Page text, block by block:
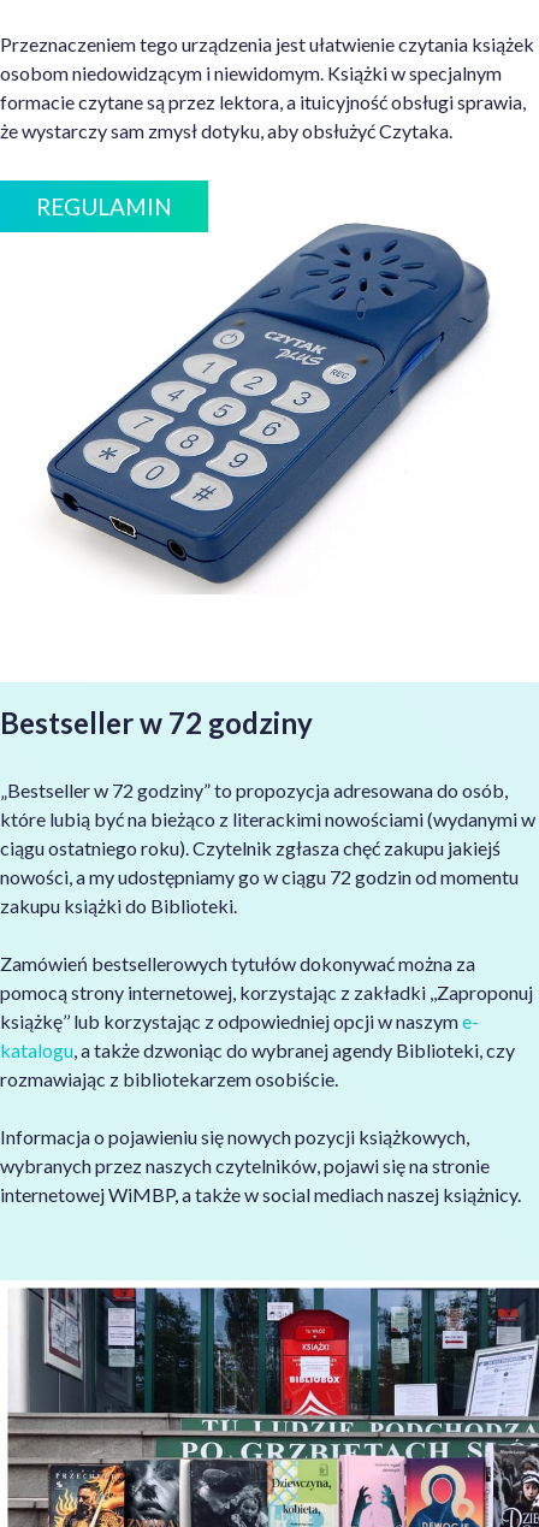
Przeznaczeniem tego urządzenia jest ułatwienie czytania książek
osobom niedowidzącym i niewidomym. Książki w specjalnym
formacie czytane są przez lektora, a ituicyjność obsługi sprawia,
że wystarczy sam zmysł dotyku, aby obsłużyć Czytaka.
REGULAMIN
Bestseller w 72 godziny
„Bestseller w 72 godziny” to propozycja adresowana do osób,
które lubią być na bieżąco z literackimi nowościami (wydanymi w
ciągu ostatniego roku). Czytelnik zgłasza chęć zakupu jakiejś
nowości, a my udostępniamy go w ciągu 72 godzin od momentu
zakupu książki do Biblioteki.
Zamówień bestsellerowych tytułów dokonywać można za
pomocą strony internetowej, korzystając z zakładki ,,Zaproponuj
książkę’’ lub korzystając z odpowiedniej opcji w naszyme-
katalogu, a także dzwoniąc do wybranej agendy Biblioteki, czy
rozmawiając z bibliotekarzem osobiście.
Informacja o pojawieniu się nowych pozycji książkowych,
wybranych przez naszych czytelników, pojawi się na stronie
internetowej WiMBP, a także w social mediach naszej książnicy.